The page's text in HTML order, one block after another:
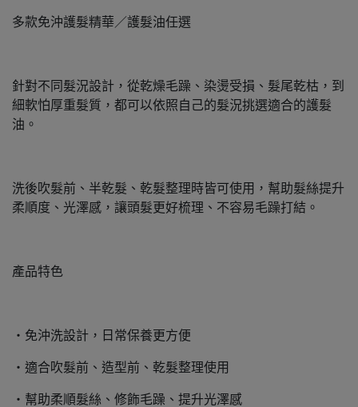
多款免沖護髮精華／護髮油任選
針對不同髮況設計，從乾燥毛躁、染燙受損、髮尾乾枯，到
細軟怕厚重髮質，都可以依照自己的髮況挑選適合的護髮
油。
洗後吹髮前、半乾髮、乾髮整理時皆可使用，幫助髮絲提升
柔順度、光澤感，讓頭髮更好梳理、不容易毛躁打結。
產品特色
・免沖洗設計，日常保養更方便
・適合吹髮前、造型前、乾髮整理使用
・幫助柔順髮絲、修飾毛躁、提升光澤感